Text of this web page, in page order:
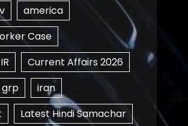
america
Case
Current Affairs 2026
grp
iran
Latest Hindi Samachar